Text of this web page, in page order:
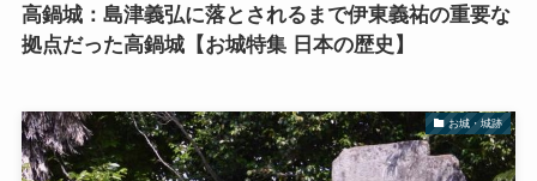
高鍋城：島津義弘に落とされるまで伊東義祐の重要な
拠点だった高鍋城【お城特集 日本の歴史】
お城・城跡